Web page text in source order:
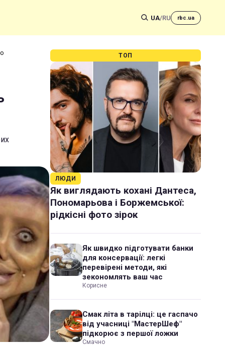
UA/RU rbc.ua
ТОП
ЛЮДИ
Як виглядають кохані Дантеса,
Пономарьова і Боржемської:
рідкісні фото зірок
Як швидко підготувати банки
для консервації: легкі
перевірені методи, які
зекономлять ваш час
Корисне
Смак літа в тарілці: це гаспачо
від учасниці "МастерШеф"
підкорює з першої ложки
Смачно